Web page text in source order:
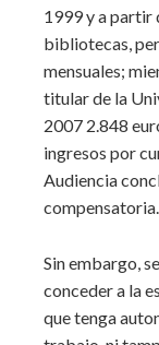
1999 y a partir
bibliotecas,
mensuales;
titular de la
2007 2.848
ingresos por
Audiencia
compensatoria.
Sin embargo,
conceder a la
que tenga